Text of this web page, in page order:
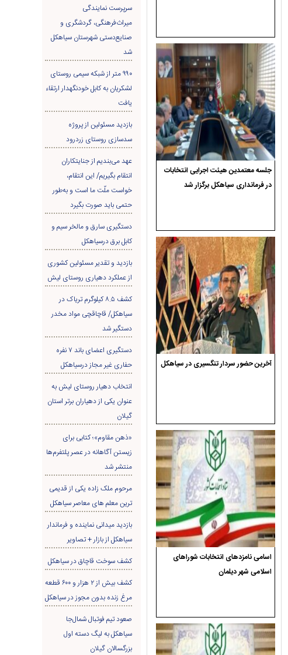
جلسه معتمدین هیئت اجرایی انتخابات
در فرمانداری سیاهکل برگزار شد
آخرین حضور سردار تنگسیری در سیاهکل
اسامی نامزدهای انتخابات شوراهای
اسلامی شهر دیلمان
سرپرست نمایندگی
میراث‌فرهنگی، گردشگری و
صنایع‌دستی شهرستان سیاهکل
شد
۹۹۰ متر از شبکه سیمی روستای
لشکریان به کابل خودنگهدار ارتقاء
یافت
بازدید مسئولین از پروژه
سدسازی روستای زردرود
عهد می‌بندیم از جنایتکاران
انتقام بگیریم/ این انتقام،
خواست ملّت ما است و به‌طور
حتمی باید صورت بگیرد
دستگیری سارق و مالخر سیم و
کابل برق درسیاهکل
بازدید و تقدیر مسئولین کشوری
از عملکرد دهیاری روستای لیش
کشف ۸.۵ کیلوگرم تریاک در
سیاهکل/ قاچاقچی مواد مخدر
دستگیر شد
دستگیری اعضای باند ۷ نفره
حفاری غير مجاز درسیاهکل
انتخاب دهیار روستای لیش به
عنوان یکی از دهیاران برتر استان
گیلان
«ذهن مقاوم»؛ کتابی برای
زیستن آگاهانه در عصر پلتفرم‌ها
منتشر شد
مرحوم ملک زاده یکی از قدیمی
ترین معلم های معاصر سیاهکل
بازدید میدانی نماینده و فرماندار
سیاهکل از بازار + تصاویر
کشف سوخت قاچاق در سياهکل
کشف بیش از ۲ هزار و ۶۰۰ قطعه
مرغ زنده بدون مجوز در سیاهکل
صعود تیم فوتبال شمال‌جا‌
سیاهکل به لیگ دسته اول
بزرگسالان گیلان